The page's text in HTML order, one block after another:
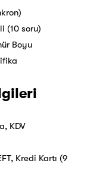
(10 soru)
Boyu
KDV
Kredi Kartı (9